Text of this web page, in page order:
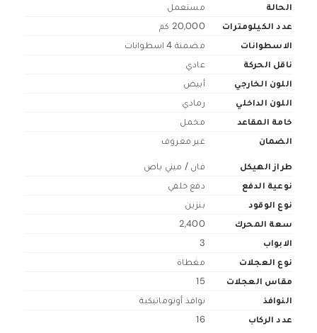
الحالة
مستعمل
عدد الكيلومترات
20,000 كم
الاسطوانات
مضمنة 4 اسطوانات
ناقل الحركة
عادي
اللون الخارجي
أبيض
اللون الداخلي
رمادي
خامة المقاعد
مخمل
الضمان
غير معروف
طراز الهيكل
فان / ميني باص
نوعية الدفع
دفع خلفي
نوع الوقود
بنزين
سعة المحرك
2,400
الابواب
3
نوع العجلات
مغطاة
مقاس العجلات
15
النوافذ
نوافذ أوتوماتيكية
عدد الركاب
16